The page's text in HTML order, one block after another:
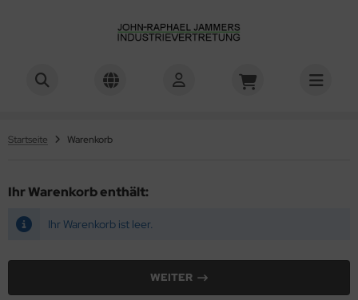
Startseite Warenkorb
Ihr Warenkorb enthält:
Ihr Warenkorb ist leer.
WEITER